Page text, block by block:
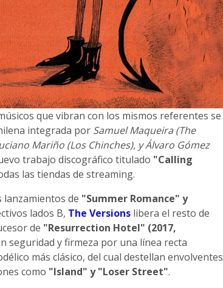
que vibran con los mismos referentes se
integrada por Samuel Maqueira (The
Mariño (Los Chinches), y Álvaro Gómez
trabajo discográfico titulado "Calling
las tiendas de streaming.
lanzamientos de "Summer Romance" y
lados B, The Versionslibera el resto de
de "Resurrection Hotel" (2017,
seguridad y firmeza por una línea recta
más clásico, del cual destellan envolventes
como "Island" y "Loser Street".